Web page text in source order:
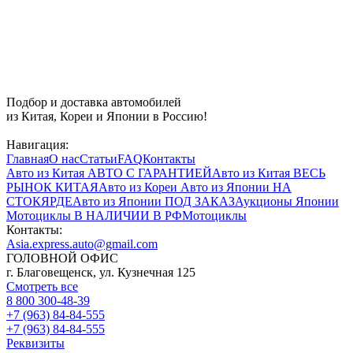
Подбор и доставка автомобилей
из Китая, Кореи и Японии в Россию!
Навигация:
ГлавнаяО насСтатьиFAQКонтакты
Авто из Китая АВТО С ГАРАНТИЕЙАвто из Китая ВЕСЬ
РЫНОК КИТАЯАвто из Кореи Авто из Японии НА
СТОКЯРДЕАвто из Японии ПОД ЗАКАЗАукционы Японии
Мотоциклы В НАЛИЧИИ В РФМотоциклы
Контакты:
Asia.express.auto@gmail.com
ГОЛОВНОЙ ОФИС
г. Благовещенск, ул. Кузнечная 125
Смотреть все
8 800 300-48-39
+7 (963) 84-84-555
+7 (963) 84-84-555
Реквизиты